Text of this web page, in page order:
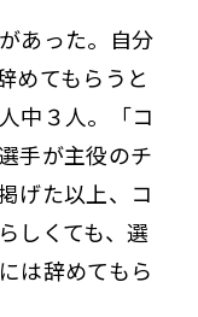
あった。自分
めてもらうと
中３人。「コ
手が主役のチ
げた以上、コ
しくても、選
は辞めてもら